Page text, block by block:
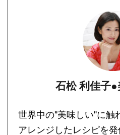
石松 利佳子
世界中の"美味しい"に触
アレンジしたレシピを